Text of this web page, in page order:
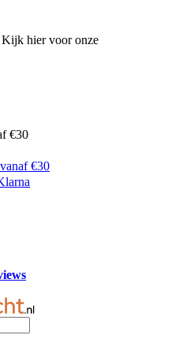
Kijk hier voor onze
€30
€30